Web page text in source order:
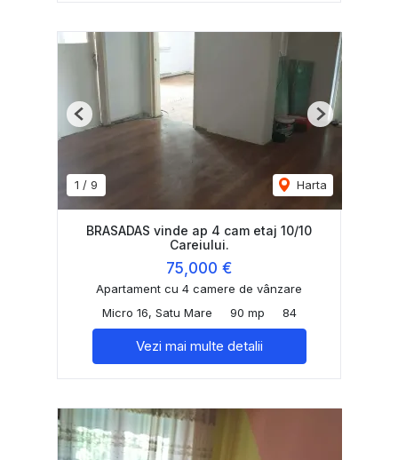
1 / 9 Harta
Previous Next
BRASADAS vinde ap 4 cam etaj 10/10
Careiului.
75,000 €
Apartament cu 4 camere de vânzare
Micro 16, Satu Mare
90 mp 84
Vezi mai multe detalii